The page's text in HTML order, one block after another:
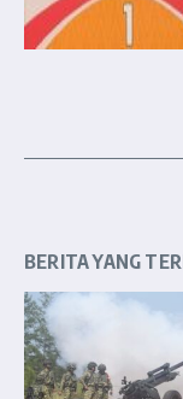
BERITA YANG